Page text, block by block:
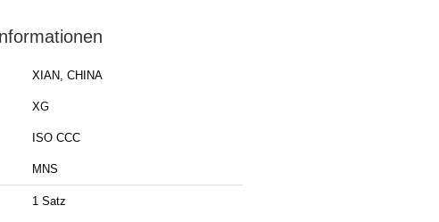
XIAN, CHINA
XG
ISO CCC
MNS
1 Satz